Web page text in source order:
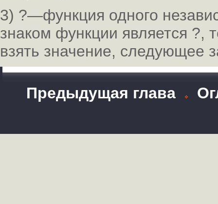
3) ?—функция одного
знаком функции является ?,
взять значение, следующее
Предыдущая глава